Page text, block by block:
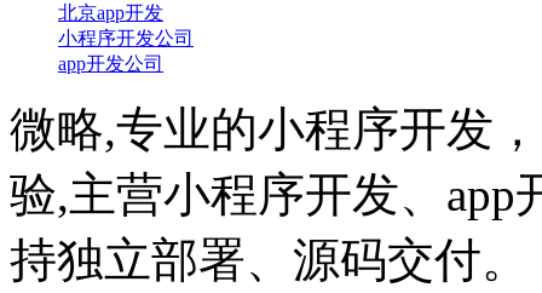
北京app开发
小程序开发公司
app开发公司
微略,专业的小程序开发
验,主营小程序开发、
持独立部署、源码交付。